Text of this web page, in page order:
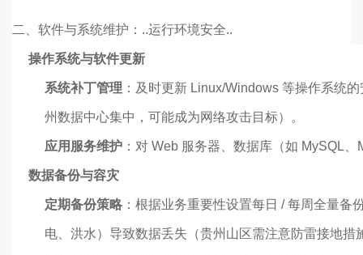
二、软件与系统维护：..运行环境安全..
操作系统与软件更新
系统补丁管理 ：及时更新 Linux/Windows 等操作系统
州数据中心集中，可能成为网络攻击目标）。
应用服务维护 ：对 Web 服务器、数据库（如 MySQL
数据备份与容灾
定期备份策略 ：根据业务重要性设置每日 / 每周全量
电、洪水）导致数据丢失（贵州山区需注意防雷接地措